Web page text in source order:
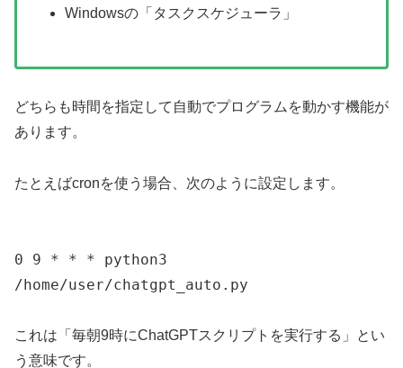
Windowsの「タスクスケジューラ」
どちらも時間を指定して自動でプログラムを動かす機能が
あります。
たとえばcronを使う場合、次のように設定します。
0 9 * * * python3
/home/user/chatgpt_auto.py
これは「毎朝9時にChatGPTスクリプトを実行する」とい
う意味です。